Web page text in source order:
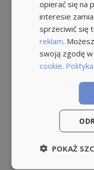
opierać się na
interesie
sprzeciwić się
reklam.
swoją zgodę w
cookie.
POKAŻ